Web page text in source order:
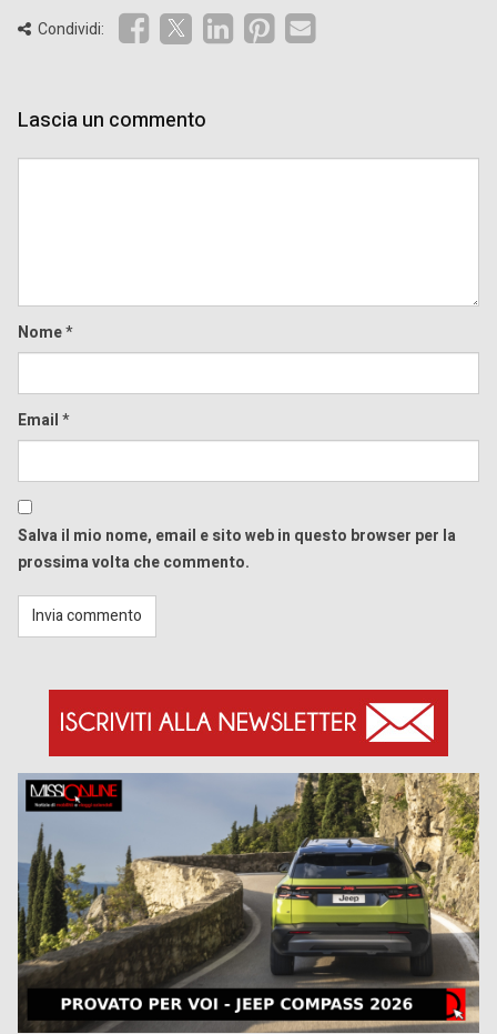
Condividi:
Lascia un commento
Nome*
Email*
Salva il mio nome, email e sito web in questo browser per la
prossima volta che commento.